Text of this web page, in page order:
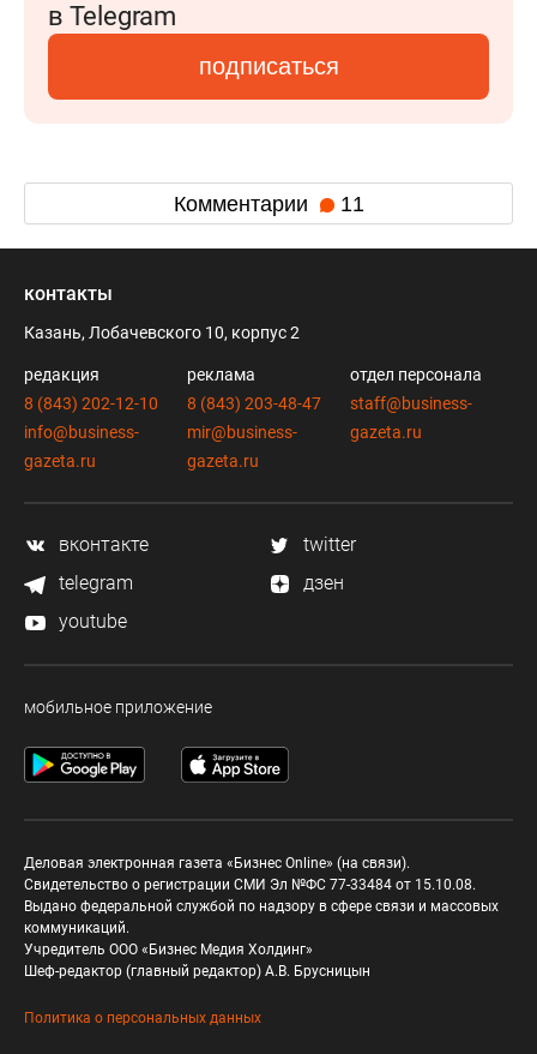
в Telegram
подписаться
Комментарии 11
контакты
Казань, Лобачевского 10, корпус 2
редакция
8 (843) 202-12-10
info@business-
gazeta.ru
реклама
8 (843) 203-48-47
mir@business-
gazeta.ru
отдел персонала
staff@business-
gazeta.ru
вконтакте
twitter
telegram
дзен
youtube
мобильное приложение
Деловая электронная газета «Бизнес Online» (на связи).
Свидетельство о регистрации СМИ Эл №ФС 77-33484 от 15.10.08.
Выдано федеральной службой по надзору в сфере связи и массовых
коммуникаций.
Учредитель ООО «Бизнес Медия Холдинг»
Шеф-редактор (главный редактор) А.В. Брусницын
Политика о персональных данных